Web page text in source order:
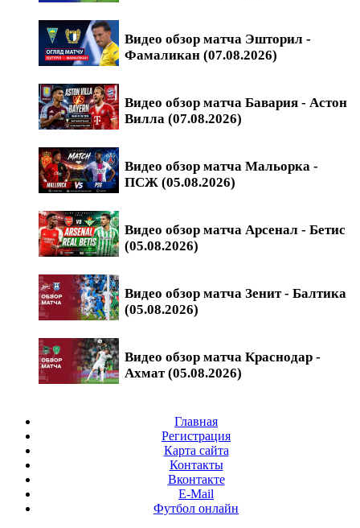
Видео обзор матча Эшторил -
Фамаликан (07.08.2026)
Видео обзор матча Бавария - Астон
Вилла (07.08.2026)
Видео обзор матча Мальорка -
ПСЖ (05.08.2026)
Видео обзор матча Арсенал - Бетис
(05.08.2026)
Видео обзор матча Зенит - Балтика
(05.08.2026)
Видео обзор матча Краснодар -
Ахмат (05.08.2026)
Главная
Регистрация
Карта сайта
Контакты
Вконтакте
E-Mail
Футбол онлайн